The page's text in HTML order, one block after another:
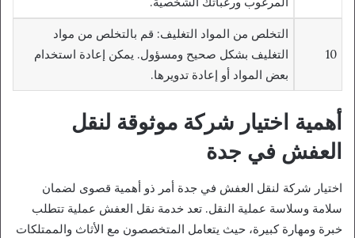
10
التخلص من المواد التغليف: قم بالتخلص من مواد
التغليف بشكل صحيح ومسؤول. يمكن إعادة استخدام
بعض المواد أو إعادة تدويرها.
أهمية اختيار شركة موثوقة لنقل
العفش في جدة
اختيار شركة لنقل العفش في جدة أمر ذو أهمية قصوى لضمان
سلامة وسلاسة عملية النقل. تعد خدمة نقل العفش عملية تتطلب
خبرة ومهارة كبيرة، حيث يتعامل المتخصصون مع الأثاث والممتلكات